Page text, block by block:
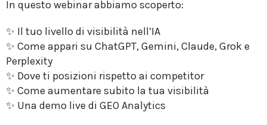
In questo webinar abbiamo scoperto:
✨ Il tuo livello di visibilità nell’IA
✨ Come appari su ChatGPT, Gemini, Claude, Grok e
Perplexity
✨ Dove ti posizioni rispetto ai competitor
✨ Come aumentare subito la tua visibilità
✨ Una demo live di GEO Analytics